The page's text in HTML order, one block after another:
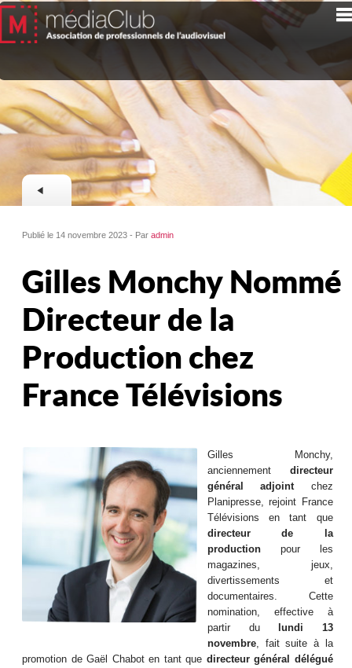
Publié le 14 novembre 2023 - Paradmin
Gilles Monchy Nommé
Directeur de la
Production chez
France Télévisions
Gilles Monchy,
anciennement directeur
général adjointchez
Planipresse, rejoint France
Télévisions en tant que
directeur de la
production pour les
magazines, jeux,
divertissements et
documentaires. Cette
nomination, effective à
partir du
lundi 13
novembre, fait suite à la
promotion de Gaël Chabot en tant que directeur général délégué